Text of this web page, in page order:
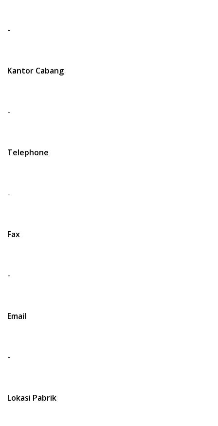
-
Kantor Cabang
-
Telephone
-
Fax
-
Email
-
Lokasi Pabrik